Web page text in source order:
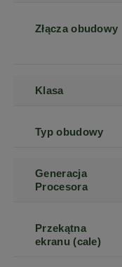
Złącza obudowy
Klasa
Typ obudowy
Generacja
Procesora
Przekątna
ekranu (cale)